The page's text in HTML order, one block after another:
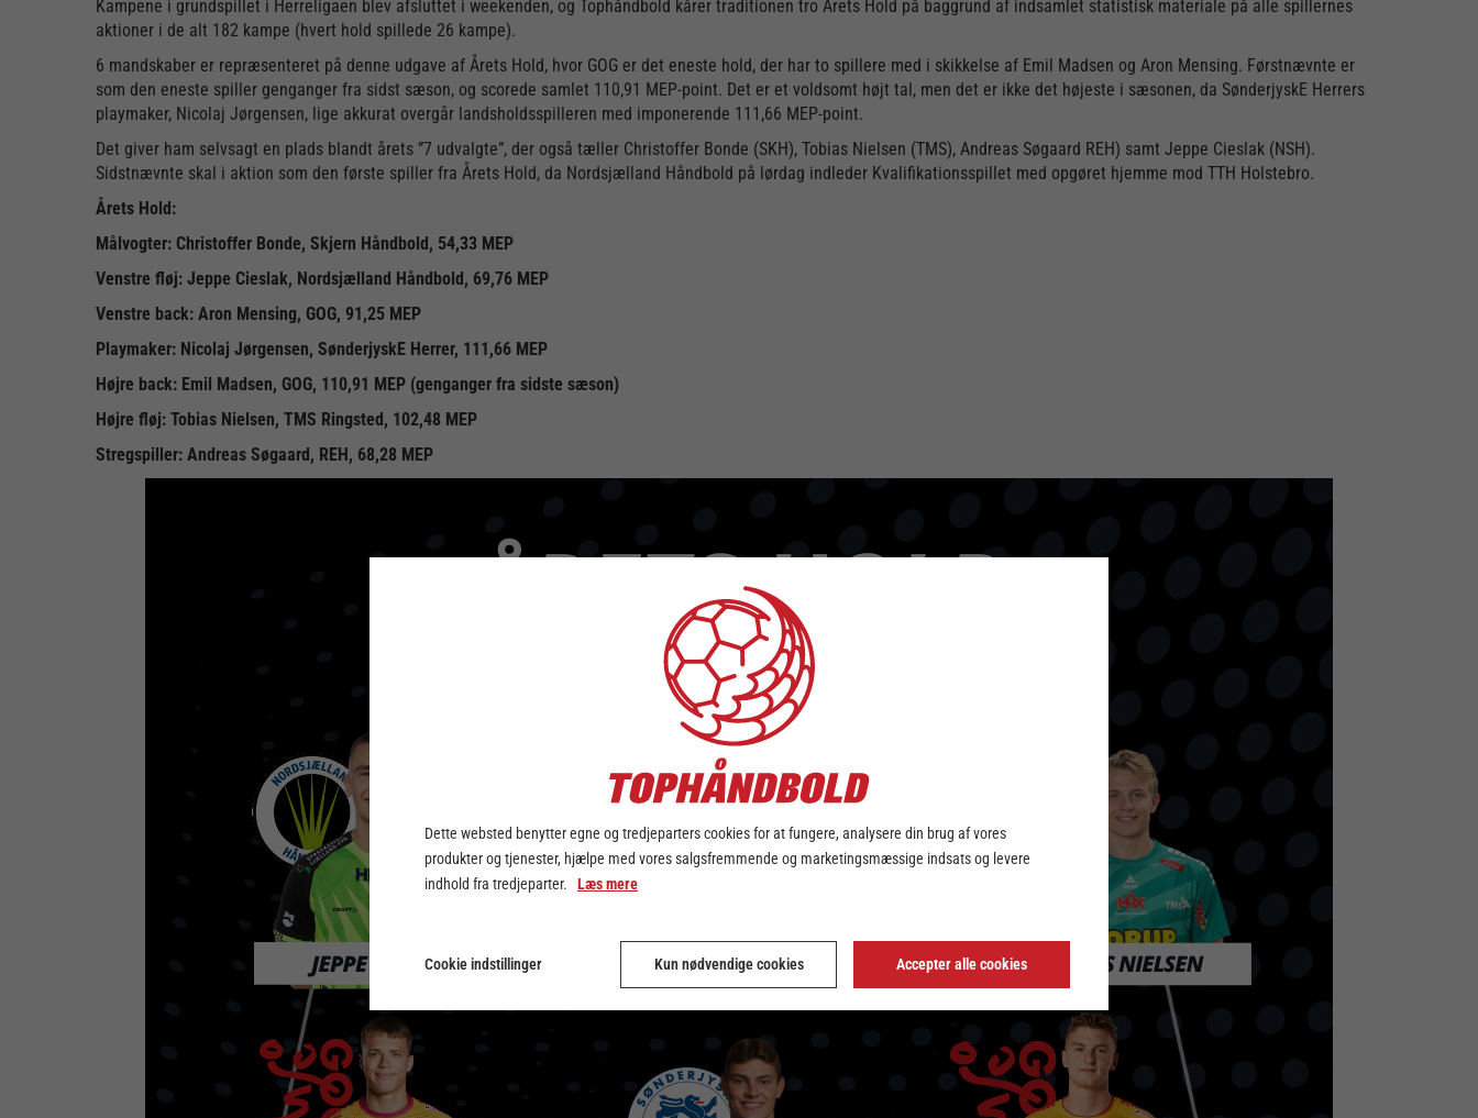
Kampene i grundspillet i Herreligaen blev afsluttet i weekenden, og Tophåndbold kårer traditionen tro Årets Hold på baggrund af indsamlet statistisk materiale på alle spillernes
aktioner i de alt 182 kampe (hvert hold spillede 26 kampe).
6 mandskaber er repræsenteret på denne udgave af Årets Hold, hvor GOG er det eneste hold, der har to spillere med i skikkelse af Emil Madsen og Aron Mensing. Førstnævnte er
som den eneste spiller genganger fra sidst sæson, og scorede samlet 110,91 MEP-point. Det er et voldsomt højt tal, men det er ikke det højeste i sæsonen, da SønderjyskE Herrers
playmaker, Nicolaj Jørgensen, lige akkurat overgår landsholdsspilleren med imponerende 111,66 MEP-point.
Det giver ham selvsagt en plads blandt årets ”7 udvalgte”, der også tæller Christoffer Bonde (SKH), Tobias Nielsen (TMS), Andreas Søgaard REH) samt Jeppe Cieslak (NSH).
Sidstnævnte skal i aktion som den første spiller fra Årets Hold, da Nordsjælland Håndbold på lørdag indleder Kvalifikationsspillet med opgøret hjemme mod TTH Holstebro.
Årets Hold:
Målvogter: Christoffer Bonde, Skjern Håndbold, 54,33 MEP
Venstre fløj: Jeppe Cieslak, Nordsjælland Håndbold, 69,76 MEP
Venstre back: Aron Mensing, GOG, 91,25 MEP
Playmaker: Nicolaj Jørgensen, SønderjyskE Herrer, 111,66 MEP
Højre back: Emil Madsen, GOG, 110,91 MEP (genganger fra sidste sæson)
Højre fløj: Tobias Nielsen, TMS Ringsted, 102,48 MEP
Stregspiller: Andreas Søgaard, REH, 68,28 MEP
Dette websted benytter egne og tredjeparters cookies for at fungere, analysere din brug af vores
produkter og tjenester, hjælpe med vores salgsfremmende og marketingsmæssige indsats og levere
indhold fra tredjeparter. Læs mere
Cookie indstillinger Kun nødvendige cookies Accepter alle cookies